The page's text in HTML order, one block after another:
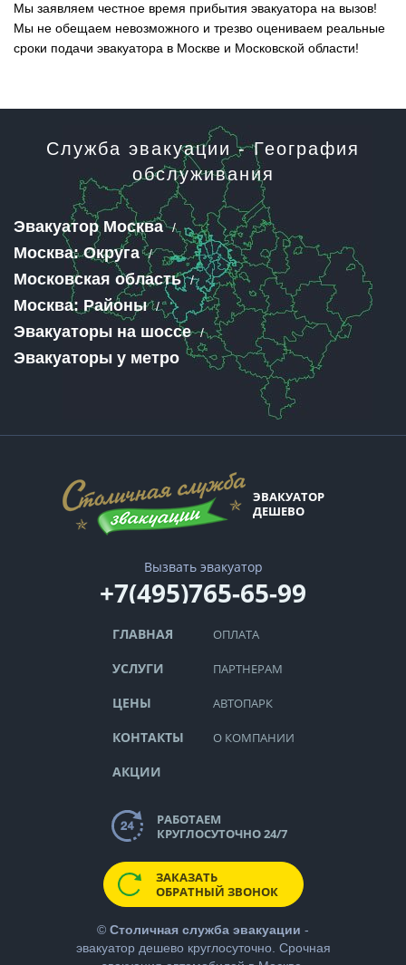
Мы заявляем честное время прибытия эвакуатора на вызов!
Мы не обещаем невозможного и трезво оцениваем реальные
сроки подачи эвакуатора в Москве и Московской области!
Служба эвакуации - География
обслуживания
Эвакуатор Москва
Москва: Округа
Московская область
Москва: Районы
Эвакуаторы на шоссе
Эвакуаторы у метро
ЭВАКУАТОР
ДЕШЕВО
Вызвать эвакуатор
+7(495)765-65-99
ГЛАВНАЯ
УСЛУГИ
ЦЕНЫ
КОНТАКТЫ
АКЦИИ
ОПЛАТА
ПАРТНЕРАМ
АВТОПАРК
О КОМПАНИИ
РАБОТАЕМ
КРУГЛОСУТОЧНО 24/7
ЗАКАЗАТЬ
ОБРАТНЫЙ ЗВОНОК
© Столичная служба эвакуации -
эвакуатор дешевокруглосуточно. Срочная